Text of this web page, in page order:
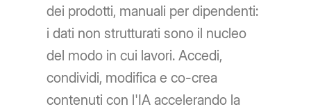
dei prodotti, manuali per dipendenti:
i dati non strutturati sono il nucleo
del modo in cui lavori. Accedi,
condividi, modifica e co-crea
contenuti con l'IA accelerando la